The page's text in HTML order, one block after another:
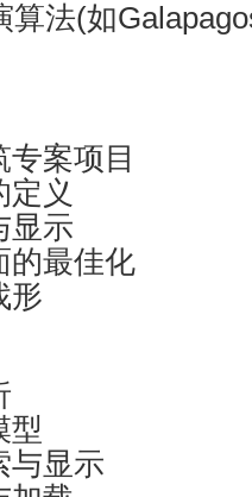
算法(如
案项目
定义
显示
的最佳化
形
型
与显示